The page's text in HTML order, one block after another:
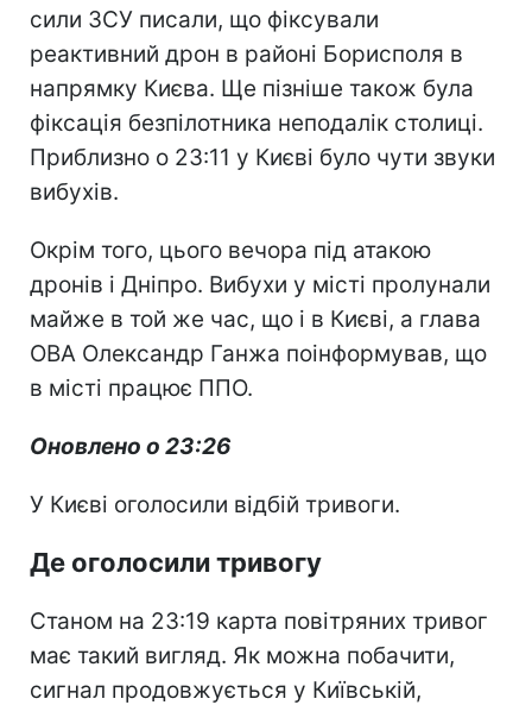
сили ЗСУ писали, що фіксували
реактивний дрон в районі Борисполя в
напрямку Києва. Ще пізніше також була
фіксація безпілотника неподалік столиці.
Приблизно о 23:11 у Києві було чути звуки
вибухів.
Окрім того, цього вечора під атакою
дронів і Дніпро. Вибухи у місті пролунали
майже в той же час, що і в Києві, а глава
ОВА Олександр Ганжа поінформував, що
в місті працює ППО.
Оновлено о 23:26
У Києві оголосили відбій тривоги.
Де оголосили тривогу
Станом на 23:19 карта повітряних тривог
має такий вигляд. Як можна побачити,
сигнал продовжується у Київській,